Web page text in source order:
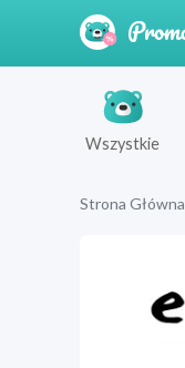
Wszystkie
Strona Główna